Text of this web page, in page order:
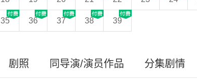
35 36 37 38 39
剧照 同导演/演员作品 分集剧情